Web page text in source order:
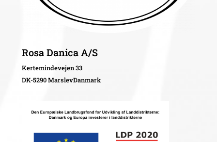
Rosa Danica A/S
Kertemindevejen 33
DK-5290 MarslevDanmark